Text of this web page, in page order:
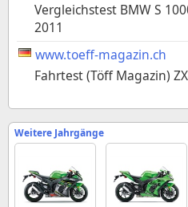
Vergleichstest BMW S
2011
www.toeff-magazin.ch
Fahrtest (Töff Magazin)
Weitere Jahrgänge